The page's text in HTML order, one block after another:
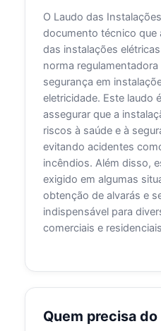
O Laudo das
documento técnico que
das instalações
norma regulamentadora
segurança em
eletricidade. Este laudo
assegurar que a
riscos à saúde e à
evitando acidentes
incêndios. Além disso,
exigido em algumas
obtenção de alvarás e
indispensável para
comerciais e
Quem precisa do